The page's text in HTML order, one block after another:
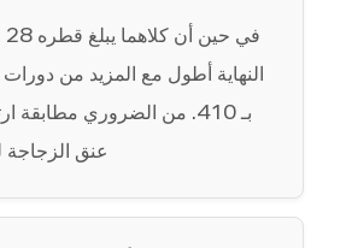
في حين أن كلاهما يبلغ قطره 28 ملم، فإن
النهاية أطول مع المزيد من دورات
بـ 410. من الضروري مطابقة
عنق الزجاجة